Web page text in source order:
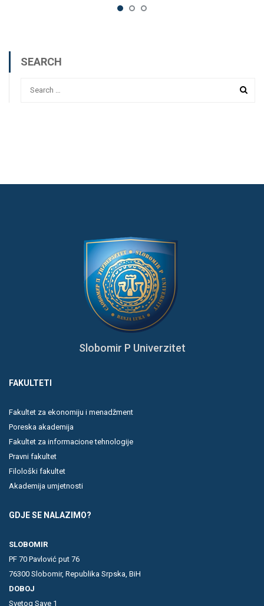
SEARCH
Slobomir P Univerzitet
FAKULTETI
Fakultet za ekonomiju i menadžment
Poreska akademija
Fakultet za informacione tehnologije
Pravni fakultet
Filološki fakultet
Akademija umjetnosti
GDJE SE NALAZIMO?
SLOBOMIR
PF 70 Pavlović put 76
76300 Slobomir, Republika Srpska, BiH
DOBOJ
Svetog Save 1